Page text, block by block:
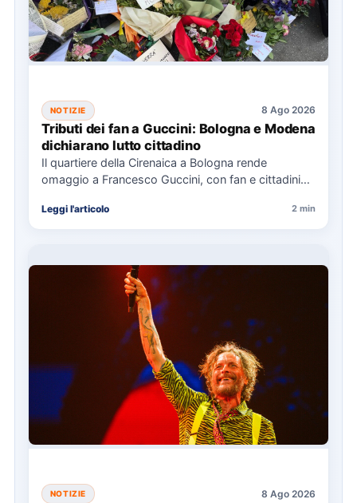
NOTIZIE 8 Ago 2026
Tributi dei fan a Guccini: Bologna e Modena
dichiarano lutto cittadino
Il quartiere della Cirenaica a Bologna rende
omaggio a Francesco Guccini, con fan e cittadini
Leggi l'articolo 2 min
NOTIZIE 8 Ago 2026